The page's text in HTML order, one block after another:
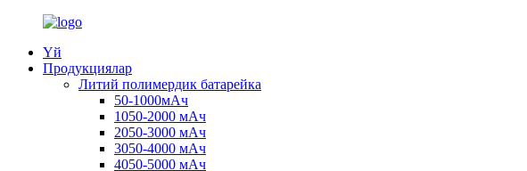
Үй
Продукциялар
Литий полимердик батарейка
50-1000мАч
1050-2000 мАч
2050-3000 мАч
3050-4000 мАч
4050-5000 мАч